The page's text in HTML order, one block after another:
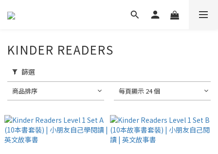
KINDER READERS
篩選
商品排序 每頁顯示 24 個